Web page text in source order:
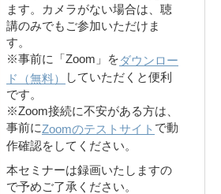
ます。カメラがない場合は、聴
講のみでもご参加いただけま
す。
※事前に「Zoom」をダウンロー
ド（無料）
していただくと便利
です。
※Zoom接続に不安がある方は、
事前にZoomのテストサイト で動
作確認をしてください。
本セミナーは録画いたしますの
で予めご了承ください。